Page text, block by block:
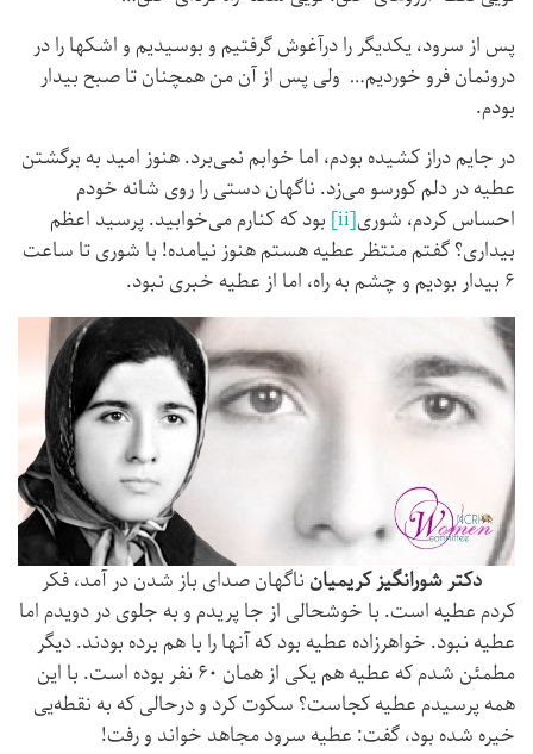
پس از سرود، یکدیگر را درآغوش گرفتیم و بوسیدیم و اشکها را در
درونمان فرو خوردیم… ولی پس از آن من همچنان تا صبح بیدار
بودم.
در جایم دراز کشیده بودم، اما خوابم نمی‌برد. هنوز امید به برگشتن
عطیه در دلم کورسو می‌زد. ناگهان دستی را روی شانه خودم
احساس کردم، شوری[ii]
بود که کنارم می‌خوابید. پرسید اعظم
بیداری؟ گفتم منتظر عطیه هستم هنوز نیامده! با شوری تا ساعت
۶ بیدار بودیم و چشم به راه، اما از عطیه خبری نبود.
دکتر شورانگیز کریمیان ناگهان صدای باز شدن در آمد، فکر
کردم عطیه است. با خوشحالی از جا پریدم و به جلوی در دویدم اما
عطیه نبود. خواهرزاده عطیه بود که آنها را با هم برده بودند. دیگر
مطمئن شدم که عطیه هم یکی از همان ۶۰ نفر بوده است. با این
همه پرسیدم عطیه کجاست؟ سکوت کرد و درحالی که به نقطه‌یی
خیره شده بود، گفت: عطیه سرود مجاهد خواند و رفت!